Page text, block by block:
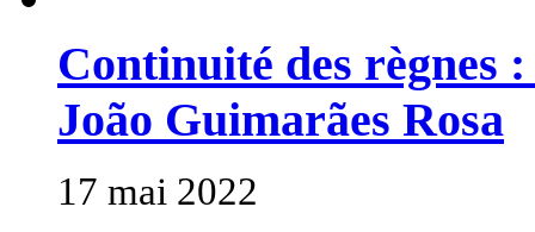
Continuité des règnes
João Guimarães Rosa
17 mai 2022